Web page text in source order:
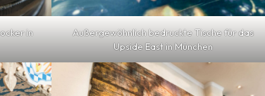
in
Außergewöhnlich bedruckte Tische für das
Upside East in München